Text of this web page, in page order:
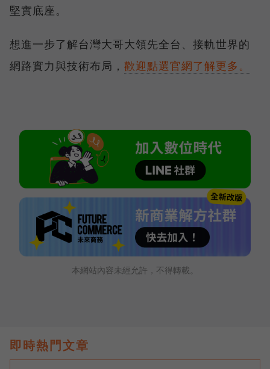
堅實底座。
想進一步了解台灣大哥大領先全台、接軌世界的
網路實力與技術布局， 歡迎點選官網了解更多。
本網站內容未經允許，不得轉載。
即時熱門文章